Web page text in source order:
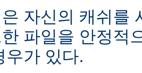
자신의 캐쉬를
파일을 안정적
우가 있다.